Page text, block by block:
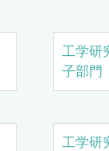
工学研
子部門
工学研